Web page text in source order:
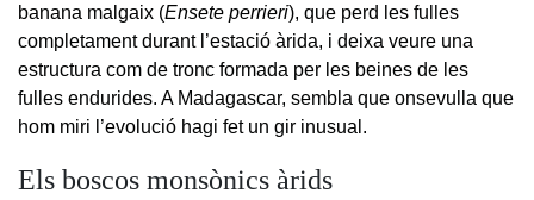
banana malgaix (Ensete perrieri), que perd les fulles
completament durant l’estació àrida, i deixa veure una
estructura com de tronc formada per les beines de les
fulles endurides. A Madagascar, sembla que onsevulla que
hom miri l’evolució hagi fet un gir inusual.
Els boscos monsònics àrids